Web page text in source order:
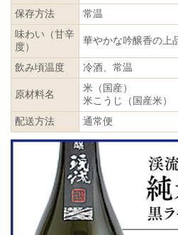
保存方法
常温
味わい（甘辛
度）
華やかな吟醸香の上
飲み頃温度 冷酒、常温
原材料名
米（国産）
米こうじ（国産米）
配送方法
通常便